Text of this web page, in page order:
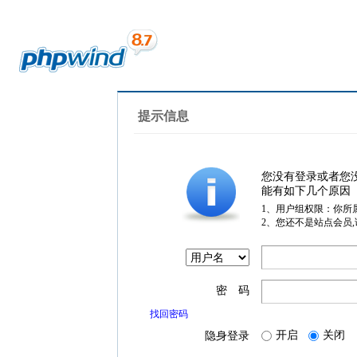
提示信息
您没有登录或者您
能有如下几个原因
1、用户组权限：你所
2、您还不是站点会员
密 码
找回密码
隐身登录 开启 关闭